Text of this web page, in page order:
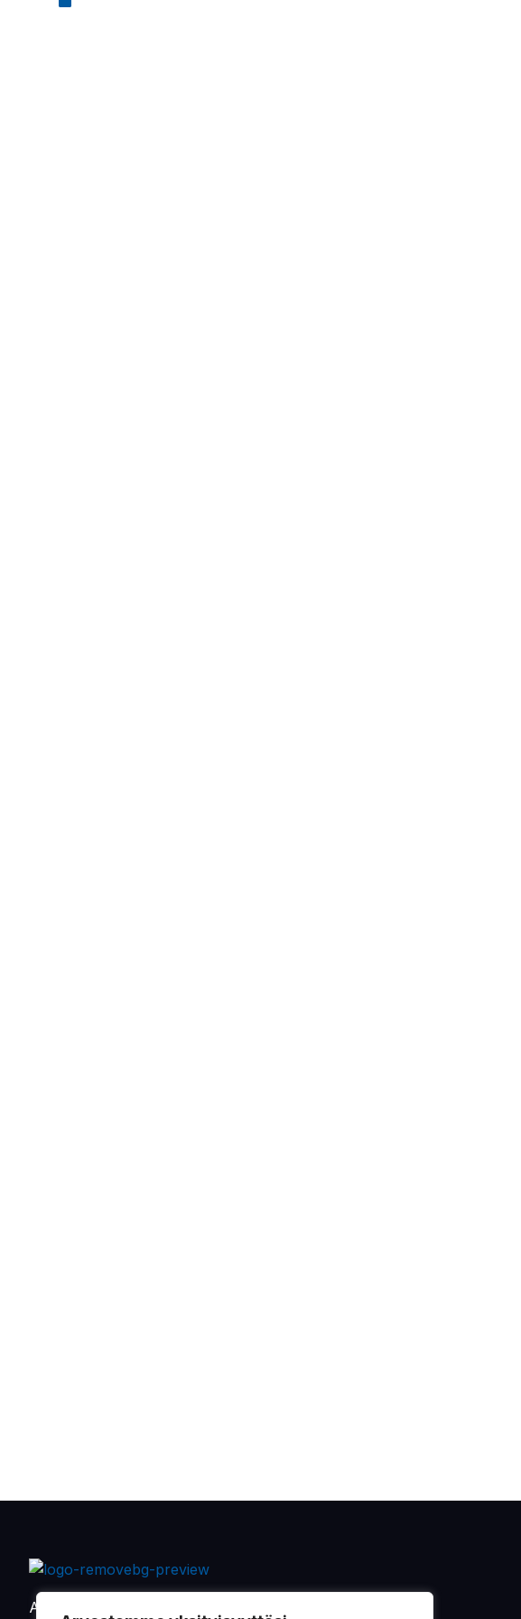
Alkaen vuodesta 1901 on Oy Sandman-Nupnau Ab